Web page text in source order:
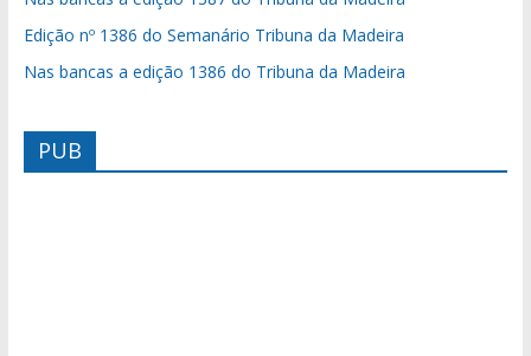
Edição nº 1386 do Semanário Tribuna da Madeira
Nas bancas a edição 1386 do Tribuna da Madeira
PUB